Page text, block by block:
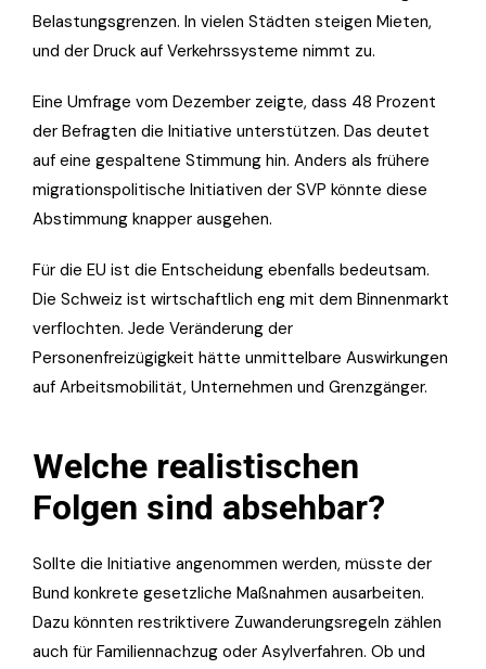
Belastungsgrenzen. In vielen Städten steigen Mieten,
und der Druck auf Verkehrssysteme nimmt zu.
Eine Umfrage vom Dezember zeigte, dass 48 Prozent
der Befragten die Initiative unterstützen. Das deutet
auf eine gespaltene Stimmung hin. Anders als frühere
migrationspolitische Initiativen der SVP könnte diese
Abstimmung knapper ausgehen.
Für die EU ist die Entscheidung ebenfalls bedeutsam.
Die Schweiz ist wirtschaftlich eng mit dem Binnenmarkt
verflochten. Jede Veränderung der
Personenfreizügigkeit hätte unmittelbare Auswirkungen
auf Arbeitsmobilität, Unternehmen und Grenzgänger.
Welche realistischen
Folgen sind absehbar?
Sollte die Initiative angenommen werden, müsste der
Bund konkrete gesetzliche Maßnahmen ausarbeiten.
Dazu könnten restriktivere Zuwanderungsregeln zählen
auch für Familiennachzug oder Asylverfahren. Ob und